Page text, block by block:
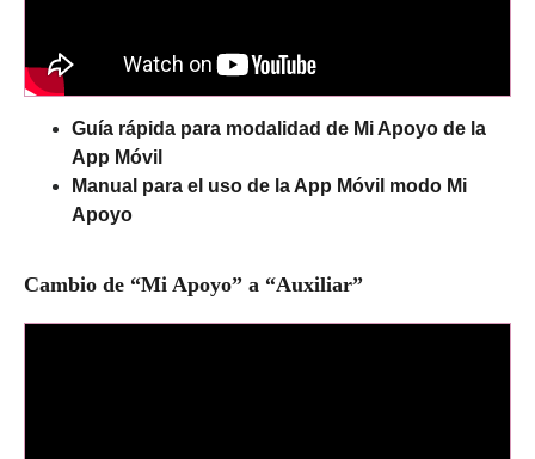
Guía rápida para modalidad de Mi Apoyo de la
App Móvil
Manual para el uso de la App Móvil modo Mi
Apoyo
Cambio de “Mi Apoyo” a “Auxiliar”